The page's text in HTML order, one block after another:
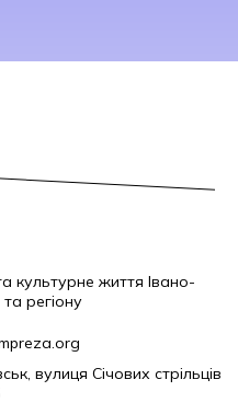
культурне життя Івано-
регіону
вулиця Січових стрільців